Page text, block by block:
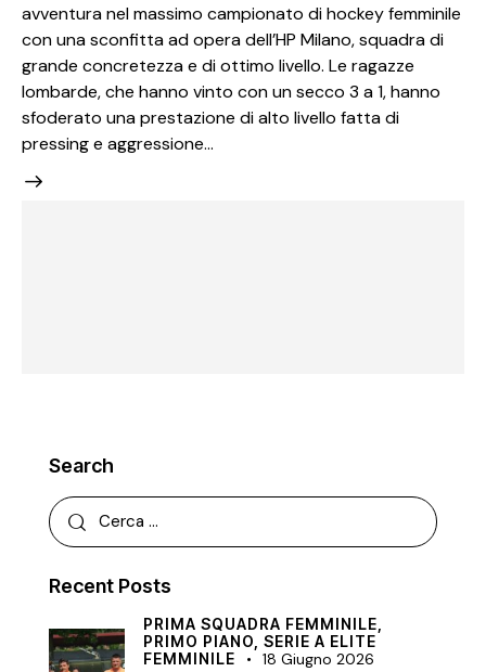
avventura nel massimo campionato di hockey femminile
con una sconfitta ad opera dell’HP Milano, squadra di
grande concretezza e di ottimo livello. Le ragazze
lombarde, che hanno vinto con un secco 3 a 1, hanno
sfoderato una prestazione di alto livello fatta di
pressing e aggressione…
Search
Recent Posts
PRIMA SQUADRA FEMMINILE,
PRIMO PIANO, SERIE A ELITE
FEMMINILE
18 Giugno 2026